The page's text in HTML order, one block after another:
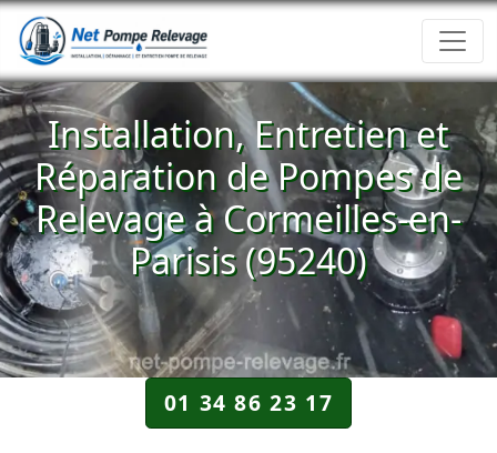
Installation, Entretien et
Réparation de Pompes de
Relevage à Cormeilles-en-
Parisis (95240)
01 34 86 23 17